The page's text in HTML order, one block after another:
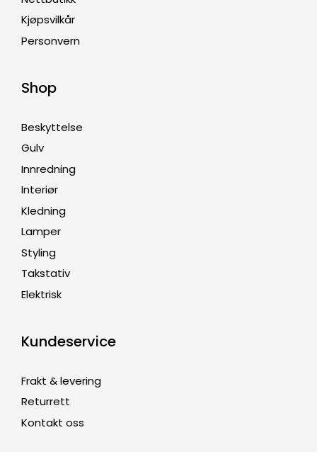
Kjøpsvilkår
Personvern
Shop
Beskyttelse
Gulv
Innredning
Interiør
Kledning
Lamper
Styling
Takstativ
Elektrisk
Kundeservice
Frakt & levering
Returrett
Kontakt oss